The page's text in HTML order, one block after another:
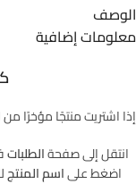
الوصف
معلومات إضافية
إذا اشتريت منتجًا مؤخرًا من
انتقل إلى صفحةالطلبات
اضغط علىاسم المنتج